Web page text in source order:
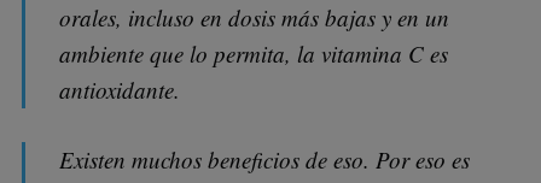
orales, incluso en dosis más bajas y en un
ambiente que lo permita, la vitamina C es
antioxidante.
Existen muchos beneficios de eso. Por eso es